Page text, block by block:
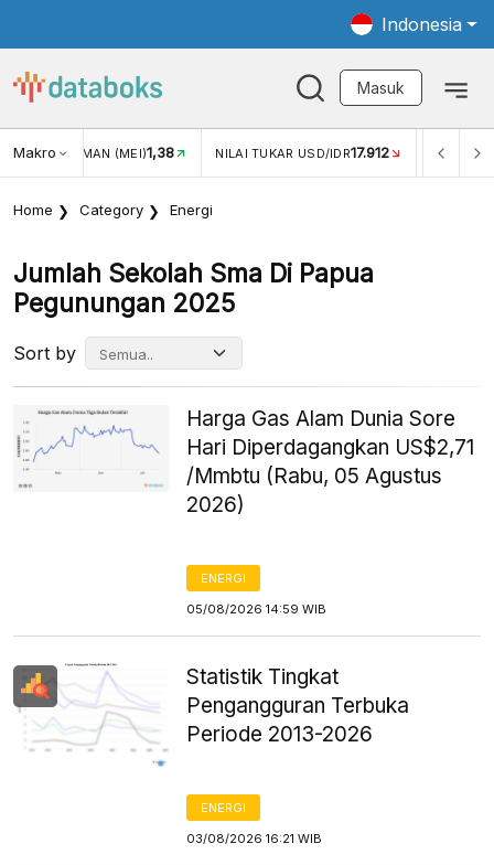
Indonesia
Masuk
Makro
(MEI)1,38 NILAI TUKAR USD/IDR17.912 INFLASI YOY (JUL) 2,88%
Home Category Energi
Jumlah Sekolah Sma Di Papua
Pegunungan 2025
Sort by
Harga Gas Alam Dunia Sore
Hari Diperdagangkan US$2,71
/Mmbtu (Rabu, 05 Agustus
2026)
ENERGI
05/08/2026 14:59 WIB
Statistik Tingkat
Pengangguran Terbuka
Periode 2013-2026
ENERGI
03/08/2026 16:21 WIB